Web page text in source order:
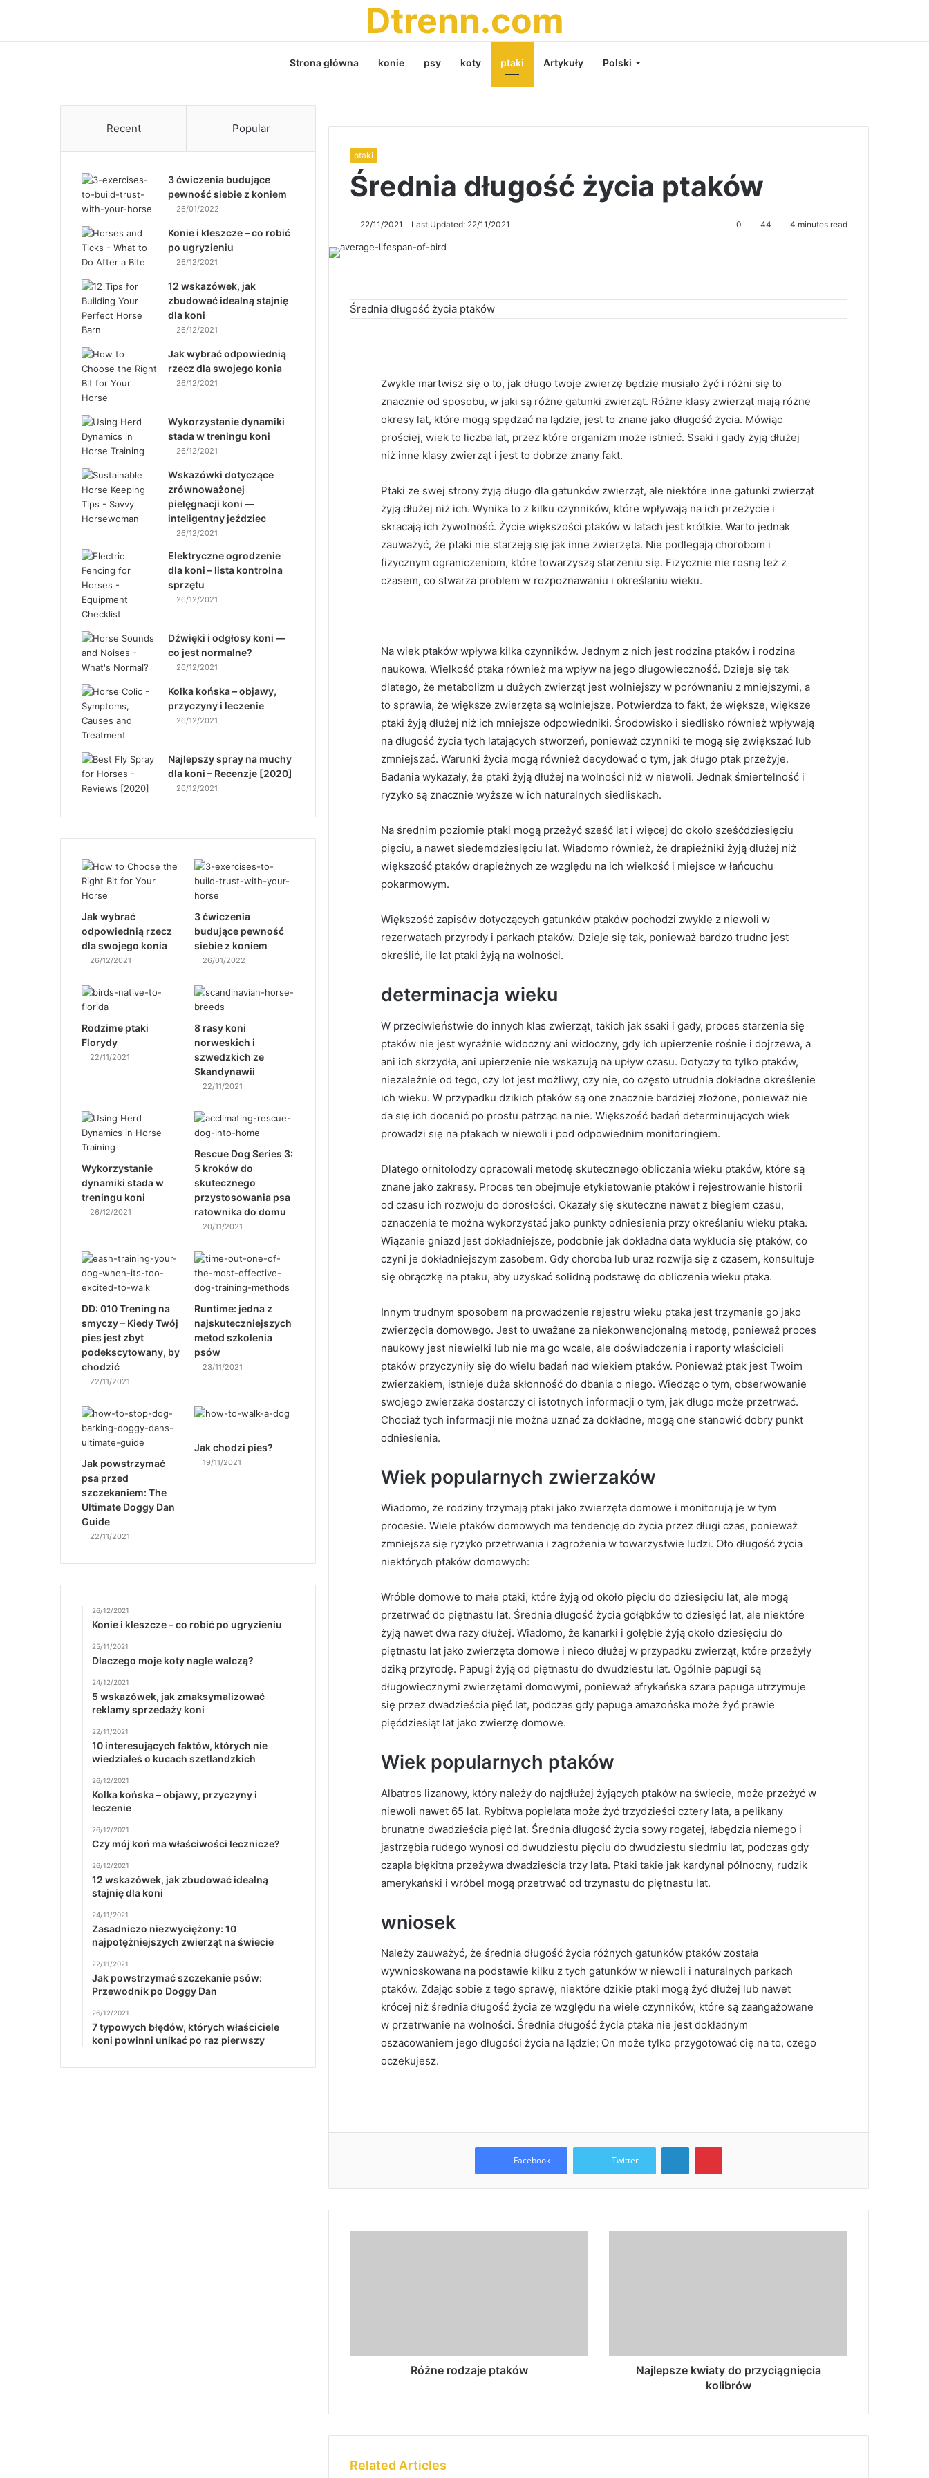
Dtrenn.com
Strona główna konie psy koty ptaki Artykuły Polski
ptaki
Średnia długość życia ptaków
22/11/2021 Last Updated: 22/11/2021 0 44 4 minutes read
Średnia długość życia ptaków
Zwykle martwisz się o to, jak długo twoje zwierzę będzie musiało żyć i różni się to
znacznie od sposobu, w jaki są różne gatunki zwierząt. Różne klasy zwierząt mają różne
okresy lat, które mogą spędzać na lądzie, jest to znane jako długość życia. Mówiąc
prościej, wiek to liczba lat, przez które organizm może istnieć. Ssaki i gady żyją dłużej
niż inne klasy zwierząt i jest to dobrze znany fakt.
Ptaki ze swej strony żyją długo dla gatunków zwierząt, ale niektóre inne gatunki zwierząt
żyją dłużej niż ich. Wynika to z kilku czynników, które wpływają na ich przeżycie i
skracają ich żywotność. Życie większości ptaków w latach jest krótkie. Warto jednak
zauważyć, że ptaki nie starzeją się jak inne zwierzęta. Nie podlegają chorobom i
fizycznym ograniczeniom, które towarzyszą starzeniu się. Fizycznie nie rosną też z
czasem, co stwarza problem w rozpoznawaniu i określaniu wieku.
Na wiek ptaków wpływa kilka czynników. Jednym z nich jest rodzina ptaków i rodzina
naukowa. Wielkość ptaka również ma wpływ na jego długowieczność. Dzieje się tak
dlatego, że metabolizm u dużych zwierząt jest wolniejszy w porównaniu z mniejszymi, a
to sprawia, że ​​większe zwierzęta są wolniejsze. Potwierdza to fakt, że większe, większe
ptaki żyją dłużej niż ich mniejsze odpowiedniki. Środowisko i siedlisko również wpływają
na długość życia tych latających stworzeń, ponieważ czynniki te mogą się zwiększać lub
zmniejszać. Warunki życia mogą również decydować o tym, jak długo ptak przeżyje.
Badania wykazały, że ptaki żyją dłużej na wolności niż w niewoli. Jednak śmiertelność i
ryzyko są znacznie wyższe w ich naturalnych siedliskach.
Na średnim poziomie ptaki mogą przeżyć sześć lat i więcej do około sześćdziesięciu
pięciu, a nawet siedemdziesięciu lat. Wiadomo również, że drapieżniki żyją dłużej niż
większość ptaków drapieżnych ze względu na ich wielkość i miejsce w łańcuchu
pokarmowym.
Większość zapisów dotyczących gatunków ptaków pochodzi zwykle z niewoli w
rezerwatach przyrody i parkach ptaków. Dzieje się tak, ponieważ bardzo trudno jest
określić, ile lat ptaki żyją na wolności.
determinacja wieku
W przeciwieństwie do innych klas zwierząt, takich jak ssaki i gady, proces starzenia się
ptaków nie jest wyraźnie widoczny ani widoczny, gdy ich upierzenie rośnie i dojrzewa, a
ani ich skrzydła, ani upierzenie nie wskazują na upływ czasu. Dotyczy to tylko ptaków,
niezależnie od tego, czy lot jest możliwy, czy nie, co często utrudnia dokładne określenie
ich wieku. W przypadku dzikich ptaków są one znacznie bardziej złożone, ponieważ nie
da się ich docenić po prostu patrząc na nie. Większość badań determinujących wiek
prowadzi się na ptakach w niewoli i pod odpowiednim monitoringiem.
Dlatego ornitolodzy opracowali metodę skutecznego obliczania wieku ptaków, które są
znane jako zakresy. Proces ten obejmuje etykietowanie ptaków i rejestrowanie historii
od czasu ich rozwoju do dorosłości. Okazały się skuteczne nawet z biegiem czasu,
oznaczenia te można wykorzystać jako punkty odniesienia przy określaniu wieku ptaka.
Wiązanie gniazd jest dokładniejsze, podobnie jak dokładna data wyklucia się ptaków, co
czyni je dokładniejszym zasobem. Gdy choroba lub uraz rozwija się z czasem, konsultuje
się obrączkę na ptaku, aby uzyskać solidną podstawę do obliczenia wieku ptaka.
Innym trudnym sposobem na prowadzenie rejestru wieku ptaka jest trzymanie go jako
zwierzęcia domowego. Jest to uważane za niekonwencjonalną metodę, ponieważ proces
naukowy jest niewielki lub nie ma go wcale, ale doświadczenia i raporty właścicieli
ptaków przyczyniły się do wielu badań nad wiekiem ptaków. Ponieważ ptak jest Twoim
zwierzakiem, istnieje duża skłonność do dbania o niego. Wiedząc o tym, obserwowanie
swojego zwierzaka dostarczy ci istotnych informacji o tym, jak długo może przetrwać.
Chociaż tych informacji nie można uznać za dokładne, mogą one stanowić dobry punkt
odniesienia.
Wiek popularnych zwierzaków
Wiadomo, że rodziny trzymają ptaki jako zwierzęta domowe i monitorują je w tym
procesie. Wiele ptaków domowych ma tendencję do życia przez długi czas, ponieważ
zmniejsza się ryzyko przetrwania i zagrożenia w towarzystwie ludzi. Oto długość życia
niektórych ptaków domowych:
Wróble domowe to małe ptaki, które żyją od około pięciu do dziesięciu lat, ale mogą
przetrwać do piętnastu lat. Średnia długość życia gołąbków to dziesięć lat, ale niektóre
żyją nawet dwa razy dłużej. Wiadomo, że kanarki i gołębie żyją około dziesięciu do
piętnastu lat jako zwierzęta domowe i nieco dłużej w przypadku zwierząt, które przeżyły
dziką przyrodę. Papugi żyją od piętnastu do dwudziestu lat. Ogólnie papugi są
długowiecznymi zwierzętami domowymi, ponieważ afrykańska szara papuga utrzymuje
się przez dwadzieścia pięć lat, podczas gdy papuga amazońska może żyć prawie
pięćdziesiąt lat jako zwierzę domowe.
Wiek popularnych ptaków
Albatros lizanowy, który należy do najdłużej żyjących ptaków na świecie, może przeżyć w
niewoli nawet 65 lat. Rybitwa popielata może żyć trzydzieści cztery lata, a pelikany
brunatne dwadzieścia pięć lat. Średnia długość życia sowy rogatej, łabędzia niemego i
jastrzębia rudego wynosi od dwudziestu pięciu do dwudziestu siedmiu lat, podczas gdy
czapla błękitna przeżywa dwadzieścia trzy lata. Ptaki takie jak kardynał północny, rudzik
amerykański i wróbel mogą przetrwać od trzynastu do piętnastu lat.
wniosek
Należy zauważyć, że średnia długość życia różnych gatunków ptaków została
wywnioskowana na podstawie kilku z tych gatunków w niewoli i naturalnych parkach
ptaków. Zdając sobie z tego sprawę, niektóre dzikie ptaki mogą żyć dłużej lub nawet
krócej niż średnia długość życia ze względu na wiele czynników, które są zaangażowane
w przetrwanie na wolności. Średnia długość życia ptaka nie jest dokładnym
oszacowaniem jego długości życia na lądzie; On może tylko przygotować cię na to, czego
oczekujesz.
Facebook Twitter
Różne rodzaje ptaków
Najlepsze kwiaty do przyciągnięcia
kolibrów
Related Articles
Recent Popular
3 ćwiczenia budujące
pewność siebie z koniem
26/01/2022
Konie i kleszcze – co robić
po ugryzieniu
26/12/2021
12 wskazówek, jak
zbudować idealną stajnię
dla koni
26/12/2021
Jak wybrać odpowiednią
rzecz dla swojego konia
26/12/2021
Wykorzystanie dynamiki
stada w treningu koni
26/12/2021
Wskazówki dotyczące
zrównoważonej
pielęgnacji koni —
inteligentny jeździec
26/12/2021
Elektryczne ogrodzenie
dla koni – lista kontrolna
sprzętu
26/12/2021
Dźwięki i odgłosy koni —
co jest normalne?
26/12/2021
Kolka końska – objawy,
przyczyny i leczenie
26/12/2021
Najlepszy spray na muchy
dla koni – Recenzje [2020]
26/12/2021
Jak wybrać
odpowiednią rzecz
dla swojego konia
26/12/2021
3 ćwiczenia
budujące pewność
siebie z koniem
26/01/2022
Rodzime ptaki
Florydy
22/11/2021
8 rasy koni
norweskich i
szwedzkich ze
Skandynawii
22/11/2021
Wykorzystanie
dynamiki stada w
treningu koni
26/12/2021
Rescue Dog Series 3:
5 kroków do
skutecznego
przystosowania psa
ratownika do domu
20/11/2021
DD: 010 Trening na
smyczy – Kiedy Twój
pies jest zbyt
podekscytowany, by
chodzić
22/11/2021
Runtime: jedna z
najskuteczniejszych
metod szkolenia
psów
23/11/2021
Jak powstrzymać
psa przed
szczekaniem: The
Ultimate Doggy Dan
Guide
22/11/2021
Jak chodzi pies?
19/11/2021
26/12/2021
Konie i kleszcze – co robić po ugryzieniu
25/11/2021
Dlaczego moje koty nagle walczą?
24/12/2021
5 wskazówek, jak zmaksymalizować
reklamy sprzedaży koni
22/11/2021
10 interesujących faktów, których nie
wiedziałeś o kucach szetlandzkich
26/12/2021
Kolka końska – objawy, przyczyny i
leczenie
26/12/2021
Czy mój koń ma właściwości lecznicze?
26/12/2021
12 wskazówek, jak zbudować idealną
stajnię dla koni
24/11/2021
Zasadniczo niezwyciężony: 10
najpotężniejszych zwierząt na świecie
22/11/2021
Jak powstrzymać szczekanie psów:
Przewodnik po Doggy Dan
26/12/2021
7 typowych błędów, których właściciele
koni powinni unikać po raz pierwszy